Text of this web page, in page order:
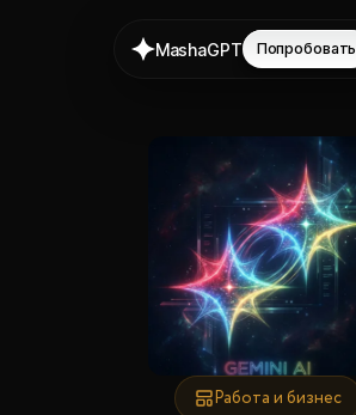
MashaGPT Попробовать
Работа и бизнес